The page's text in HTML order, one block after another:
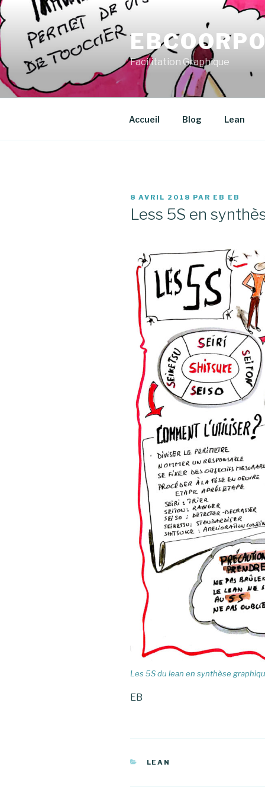
Aller
au
contenu
principal
Facilitation Graphique
Accueil Blog Lean
PUBLIÉ
LE
8 AVRIL 2018 PAR EB EB
Less 5S en
Les 5S du lean en synthèse
EB
CATÉGORIES
LEAN